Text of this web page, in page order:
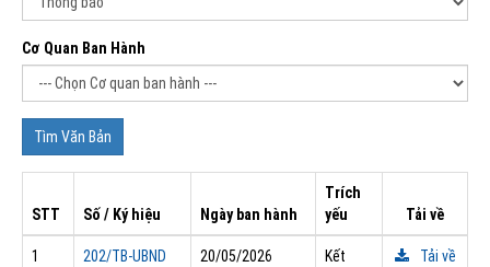
Cơ Quan Ban Hành
STT Số / Ký hiệu Ngày ban hành
Trích
yếu
Tải về
1 202/TB-UBND 20/05/2026
Kết
Tải về